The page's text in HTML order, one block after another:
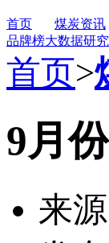
首页 煤炭资讯
品牌榜大数据研
首页>
9月
来